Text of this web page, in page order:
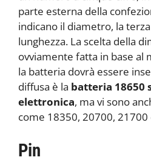
parte esterna della
indicano il diametro, la
lunghezza. La scelta della
ovviamente fatta in base al
la batteria dovrà essere
diffusa è la batteria 18650
elettronica, ma vi sono
come 18350, 20700, 21700
Pin